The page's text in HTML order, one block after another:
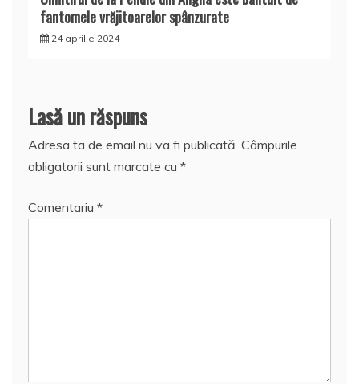
fantomele vrăjitoarelor spânzurate
24 aprilie 2024
Lasă un răspuns
Adresa ta de email nu va fi publicată. Câmpurile
obligatorii sunt marcate cu *
Comentariu *